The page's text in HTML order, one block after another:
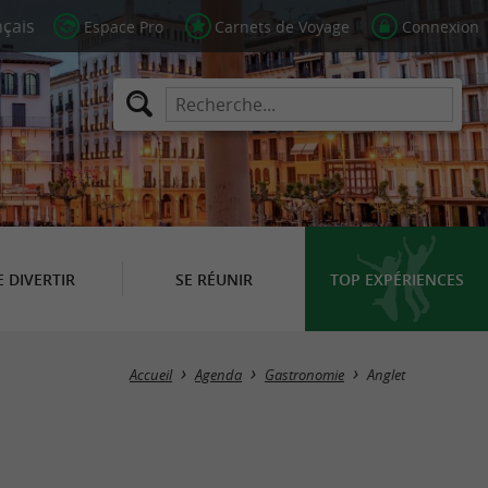
Espace Pro Carnets de Voyage Connexion
DIVERTIR SE RÉUNIR TOP EXPÉRIENCES
Masquer la carte
Accueil Agenda Gastronomie Anglet